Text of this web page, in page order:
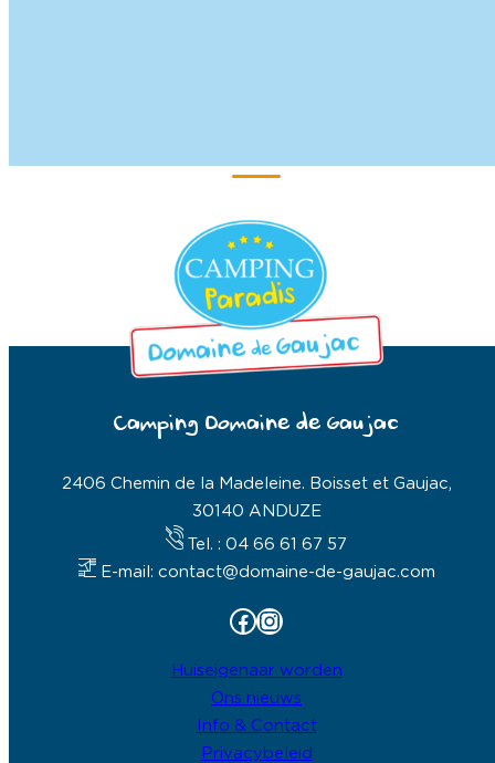
Camping Domaine de Gaujac
2406 Chemin de la Madeleine. Boisset et Gaujac,
30140 ANDUZE
Tel. : 04 66 61 67 57
E-mail: contact@domaine-de-gaujac.com
Facebook Instagram
Huiseigenaar worden
Ons nieuws
Info & Contact
Privacybeleid